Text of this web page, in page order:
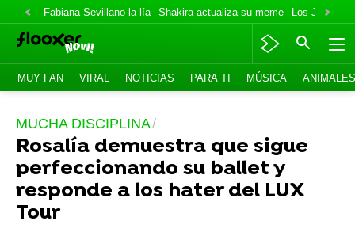
Fabiana Sevillano la lía Shakira actualiza su meme Los Jonas
MUY FAN VIRAL NOTICIAS PARA TI MÚSICA ANIMALES
MUCHA DISCIPLINA
Rosalía demuestra que sigue
perfeccionando su ballet y
responde a los hater del LUX
Tour